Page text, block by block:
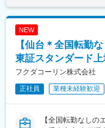
・回収業務：患者
利用者様のご家庭
また、安全意識と
■育成体制
も目安の金額であ
月給(月額)は固定
NEW
【仙台＊全国転勤
東証スタンダード
フクダコーリン株式会社
正社員 業種未経験歓迎
【全国転勤なしの